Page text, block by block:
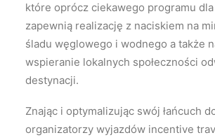
które oprócz ciekawego programu
zapewnią realizację z naciskiem na
śladu węglowego i wodnego a także
wspieranie lokalnych społeczności
destynacji.
Znając i optymalizując swój łańcuch
organizatorzy wyjazdów incentive